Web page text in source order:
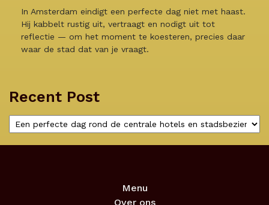
In Amsterdam eindigt een perfecte dag niet met haast.
Hij kabbelt rustig uit, vertraagt en nodigt uit tot
reflectie — om het moment te koesteren, precies daar
waar de stad dat van je vraagt.
Recent Post
Menu
Over ons